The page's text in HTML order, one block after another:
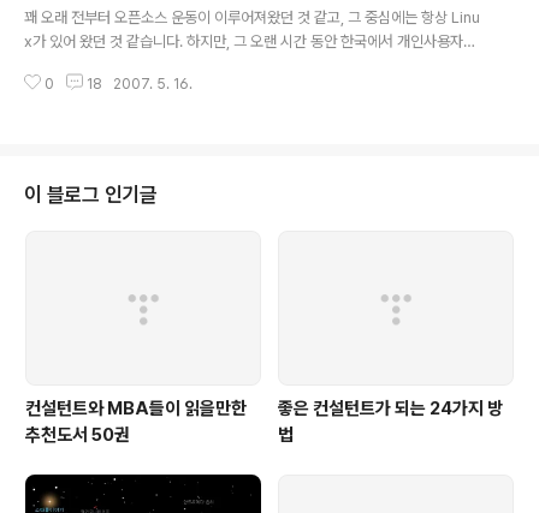
는데, 컨설팅에서는 일반적으로 발산적 사고보다는 수렴적 사고를 선호하게 됩
니다. 이유는 발산적 사고를 하게 되면, 너무 다양한 생각에 빠져서 원래의 목적
꽤 오래 전부터 오픈소스 운동이 이루어져왔던 것 같고, 그 중심에는 항상 Linu
x가 있어 왔던 것 같습니다. 하지만, 그 오랜 시간 동안 한국에서 개인사용자들
입니다. 아직까지도 Linux는 상당히 제한된 역할만을 하고 있는 것 같고, 특히
은 무엇을 의미하는 것일까요? 제 경험이 그러한 사유에 완벽한 답변은 되지는
않겠지만, 그래도 어느 정도 답변이 되지 않을까 합니다. 과거 메인프레임 시절
0 18 2007. 5. 16.
이 블로그 인기글
컨설턴트와 MBA들이 읽을만한
추천도서 50권
좋은 컨설턴트가 되는 24가지 방
법